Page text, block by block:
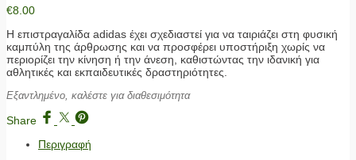
€8.00
Η επιστραγαλίδα adidas έχει σχεδιαστεί για να ταιριάζει στη φυσική
καμπύλη της άρθρωσης και να προσφέρει υποστήριξη χωρίς να
περιορίζει την κίνηση ή την άνεση, καθιστώντας την ιδανική για
αθλητικές και εκπαιδευτικές δραστηριότητες.
Εξαντλημένο, καλέστε για διαθεσιμότητα
Share
Περιγραφή